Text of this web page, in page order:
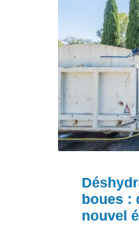
boues :
nouvel